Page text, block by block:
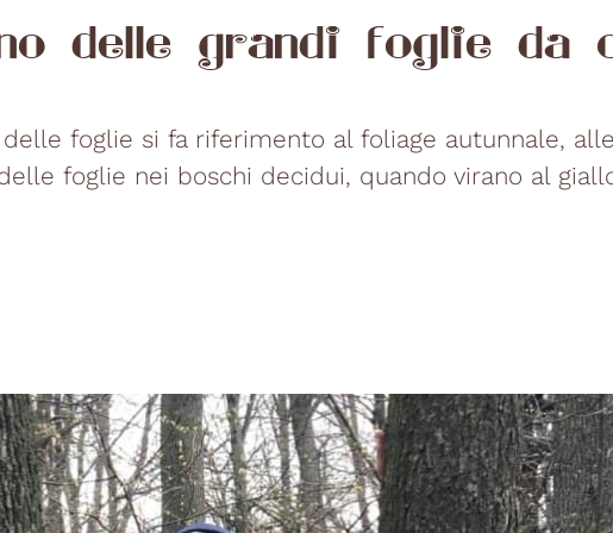
delle grandi foglie da
foglie si fa riferimento al foliage autunnale,
foglie nei boschi decidui, quando virano al